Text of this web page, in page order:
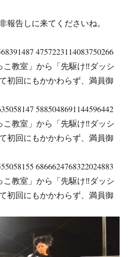
報告しに来てくださいね。